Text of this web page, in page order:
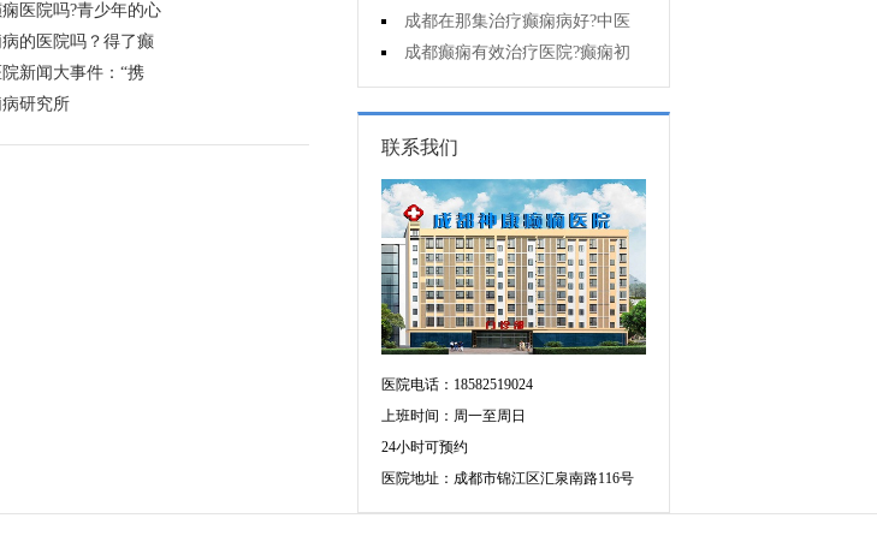
医院吗?青少年的心
的医院吗？得了癫
新闻大事件：“携
研究所
能诊断孩子是不是得了癫痫?
成都在那集治疗癫痫病好?中医
治疗癫痫病好吗?
成都癫痫有效治疗医院?癫痫初
期怎么治疗?
联系我们
医院电话：18582519024
上班时间：周一至周日
24小时可预约
医院地址：成都市锦江区汇泉南路116号